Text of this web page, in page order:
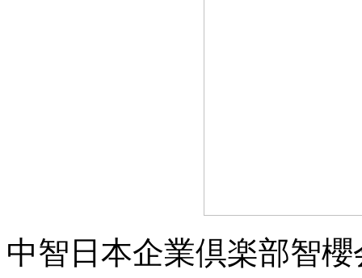
中智日本企業倶楽部智